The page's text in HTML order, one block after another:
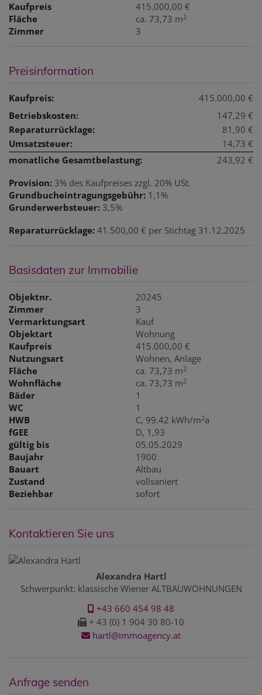
Kaufpreis
415.000,00 €
Fläche
ca. 73,73 m2
Zimmer 3
Preisinformation
Kaufpreis:
415.000,00 €
Betriebskosten:
147,29 €
Reparaturrücklage:
81,90 €
Umsatzsteuer:
14,73 €
monatliche Gesamtbelastung:
243,92 €
Provision: 3% des Kaufpreises zzgl. 20% USt.
Grundbucheintragungsgebühr: 1,1%
Grunderwerbsteuer: 3,5%
Reparaturrücklage: 41.500,00 € per Stichtag 31.12.2025
Basisdaten zur Immobilie
Objektnr.
20245
Zimmer
3
Vermarktungsart
Kauf
Objektart
Wohnung
Kaufpreis
415.000,00 €
Nutzungsart
Wohnen Anlage
Fläche
ca. 73,73 m2
Wohnfläche ca. 73,73 m2
Bäder
1
WC
1
HWB
C, 99.42 kWh/m2a
fGEE
D, 1,93
gültig bis
05.05.2029
Baujahr
1900
Bauart
Altbau
Zustand
vollsaniert
Beziehbar
sofort
Kontaktieren Sie uns
Alexandra Hartl
Schwerpunkt: klassische Wiener ALTBAUWOHNUNGEN
+43 660 454 98 48
+ 43 (0) 1 904 30 80-10
hartl@immoagency.at
Anfrage senden